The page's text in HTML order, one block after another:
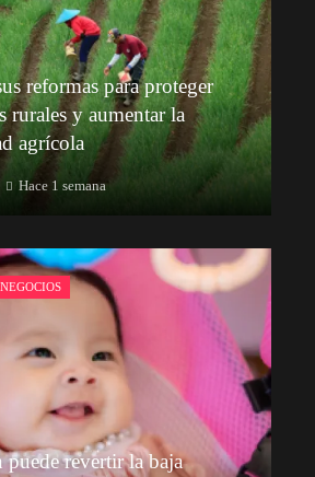
reformas para proteger
rurales y aumentar la
agrícola
Hace 1 semana
puede revertir la baja